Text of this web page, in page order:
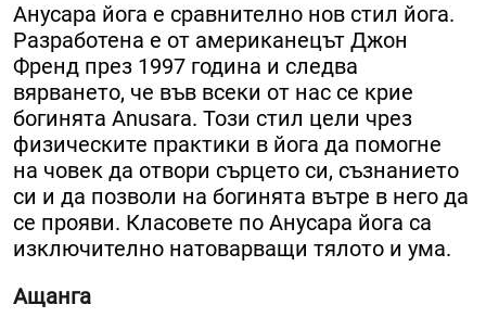
Анусара йога е сравнително нов стил йога.
Разработена е от американецът Джон
Френд през 1997 година и следва
вярването, че във всеки от нас се крие
богинята Anusara. Този стил цели чрез
физическите практики в йога да помогне
на човек да отвори сърцето си, съзнанието
си и да позволи на богинята вътре в него да
се прояви. Класовете по Анусара йога са
изключително натоварващи тялото и ума.
Ащанга